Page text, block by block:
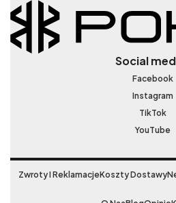
Social
Facebook
Instagram
TikTok
YouTube
Zwroty I ReklamacjeKoszty Dostawy